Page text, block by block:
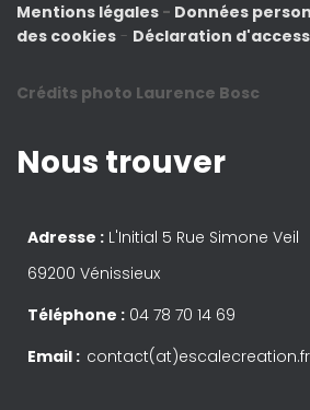
Mentions légales - Données
des cookies - Déclaration
Crédits photo Laurence Bosc
Nous trouver
Adresse : L'Initial 5 Rue Simone Veil
69200 Vénissieux
Téléphone : 04 78 70 14 69
Email : contact(at)escalecreation.fr